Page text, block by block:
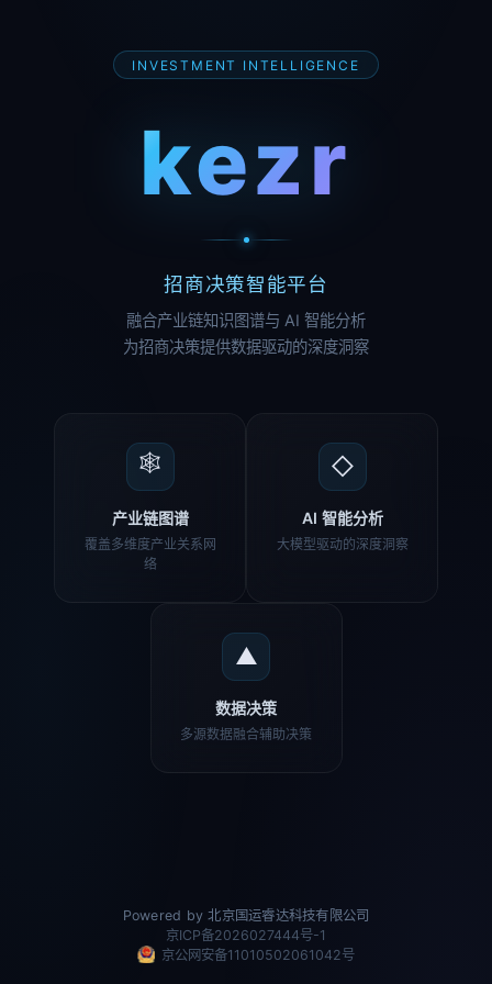
INVESTMENT INTELLIGENCE
kezr
招商决策智能平台
融合产业链知识图谱与 AI 智能分析
为招商决策提供数据驱动的深度洞察
🕸
产业链图谱
覆盖多维度产业关系网
络
◇
AI 智能分析
大模型驱动的深度洞察
▲
数据决策
多源数据融合辅助决策
Powered by 北京国运睿达科技有限公司
京ICP备2026027444号-1
京公网安备11010502061042号